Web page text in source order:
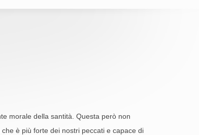
morale della santità. Questa però non
è più forte dei nostri peccati e capace di